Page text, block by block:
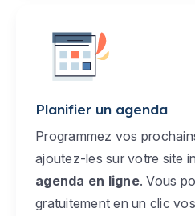
Planifier un agenda
Programmez vos
ajoutez-les sur votre site
agenda en ligne. Vous
gratuitement en un clic